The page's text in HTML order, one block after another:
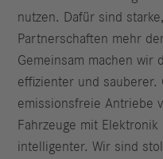
nutzen. Dafür sind
Partnerschaften mehr
Gemeinsam machen wir
effizienter und
emissionsfreie Antriebe
Fahrzeuge mit
intelligenter. Wir sind